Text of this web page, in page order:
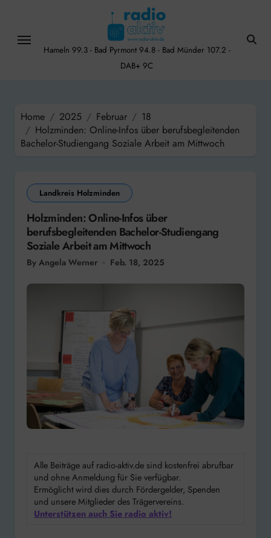
content
Hameln 99.3 - Bad Pyrmont 94.8 - Bad Münder 107.2 -
DAB+ 9C
Home 2025 Februar
18
Holzminden: Online-Infos über berufsbegleitenden
Bachelor-Studiengang Soziale Arbeit am Mittwoch
Landkreis Holzminden
Holzminden: Online-Infos über
berufsbegleitenden Bachelor-Studiengang
Soziale Arbeit am Mittwoch
By Angela Werner Feb. 18, 2025
Alle Beiträge auf radio-aktiv.de sind kostenfrei abrufbar
und ohne Anmeldung für Sie verfügbar.
Ermöglicht wird dies durch Fördergelder, Spenden
und unsere Mitglieder des Trägervereins.
Unterstützen auch Sie radio aktiv!